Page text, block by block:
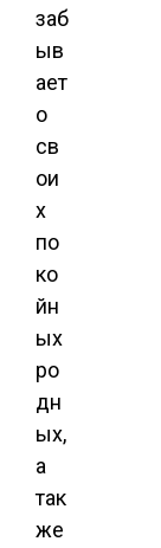
заб
ыв
ает
о
св
ои
х
по
ко
йн
ых
ро
дн
ых,
а
так
же